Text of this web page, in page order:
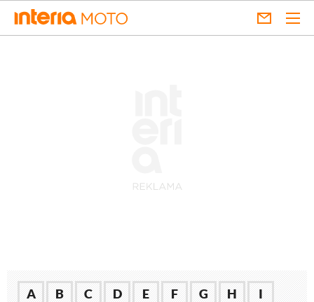
A B C D E F G H
I